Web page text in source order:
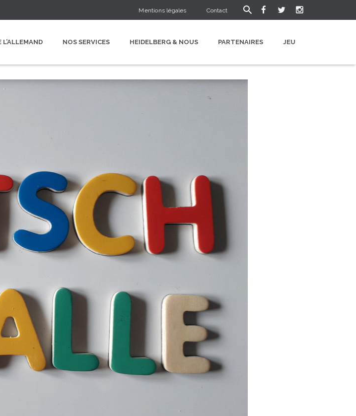
Mentions légales Contact
L’ALLEMAND NOS SERVICES HEIDELBERG & NOUS PARTENAIRES JEU